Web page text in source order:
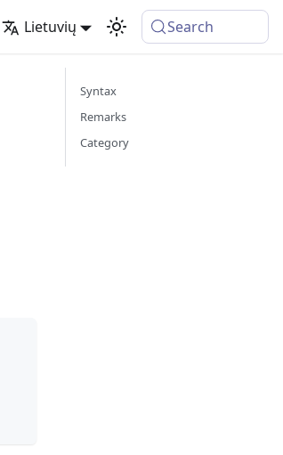
Lietuvių Search
Syntax
Remarks
Category